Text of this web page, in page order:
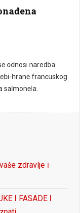
odnosi naredba
hrane francuskog
salmonela.
zdravlje i
I FASADE I